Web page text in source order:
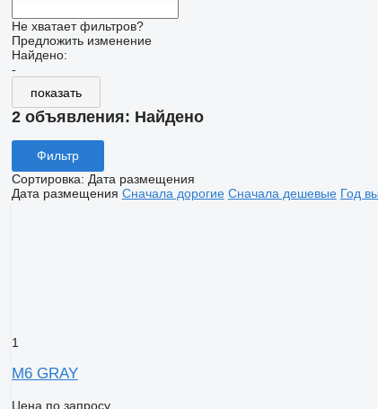
Не хватает фильтров?
Предложить изменение
Найдено:
-
показать
2 объявления: Найдено
Фильтр
Сортировка: Дата размещения
Дата размещения Сначала дорогие Сначала дешевые Год
1
M6 GRAY
Цена по запросу